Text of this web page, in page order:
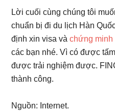
Lời cuối cùng chúng tôi
chuẩn bị đi du lịch Hàn
định xin visa vàchứng minh
các bạn nhé. Vì có được
được trải nghiệm được.
thành công.
Nguồn: Internet.